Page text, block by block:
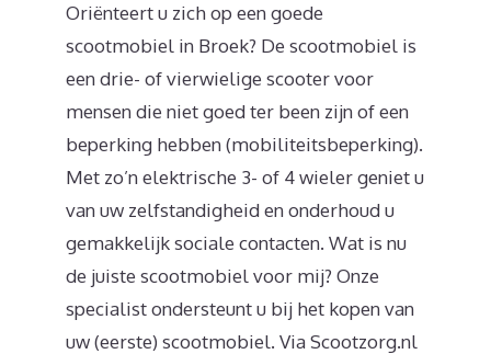
Oriënteert u zich op een goede
scootmobiel in Broek? De scootmobiel is
een drie- of vierwielige scooter voor
mensen die niet goed ter been zijn of een
beperking hebben (mobiliteitsbeperking).
Met zo’n elektrische 3- of 4 wieler geniet u
van uw zelfstandigheid en onderhoud u
gemakkelijk sociale contacten. Wat is nu
de juiste scootmobiel voor mij? Onze
specialist ondersteunt u bij het kopen van
uw (eerste) scootmobiel. Via Scootzorg.nl